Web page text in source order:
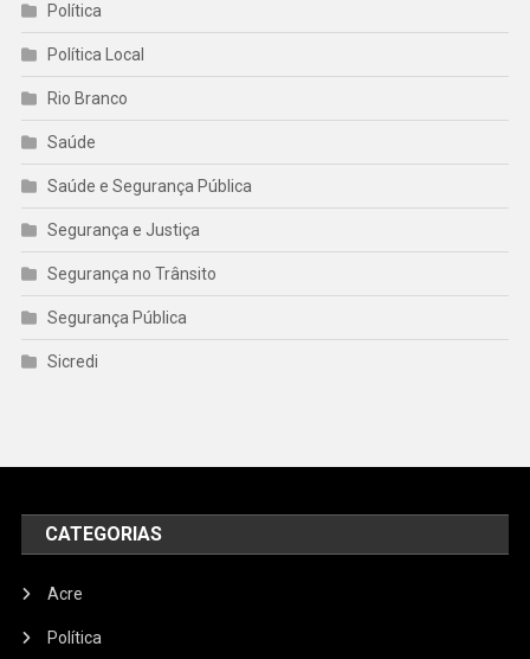
Política
Política Local
Rio Branco
Saúde
Saúde e Segurança Pública
Segurança e Justiça
Segurança no Trânsito
Segurança Pública
Sicredi
CATEGORIAS
Acre
Política